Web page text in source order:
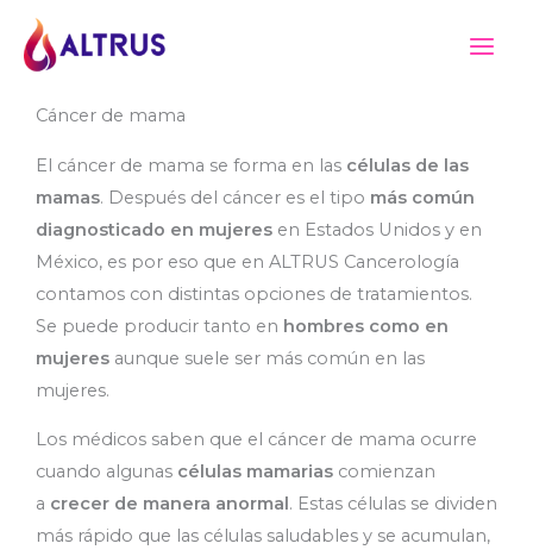
contenido
Cáncer de mama
El cáncer de mama se forma en las células de las
mamas. Después del cáncer es el tipo más común
diagnosticado en mujeres en Estados Unidos y en
México, es por eso que en ALTRUS Cancerología
contamos con distintas opciones de tratamientos.
Se puede producir tanto en hombres como en
mujeres aunque suele ser más común en las
mujeres.
Los médicos saben que el cáncer de mama ocurre
cuando algunas células mamarias comienzan
a crecer de manera anormal. Estas células se dividen
más rápido que las células saludables y se acumulan,